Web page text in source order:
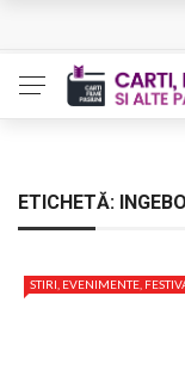
The Man Who
Queer – Un
Luati-ma drept
ETICHETĂ:
STIRI, EVENIMENTE,